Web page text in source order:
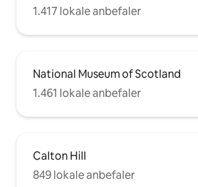
1.417 lokale anbefaler
National Museum of Scotland
1.461 lokale anbefaler
Calton Hill
849 lokale anbefaler